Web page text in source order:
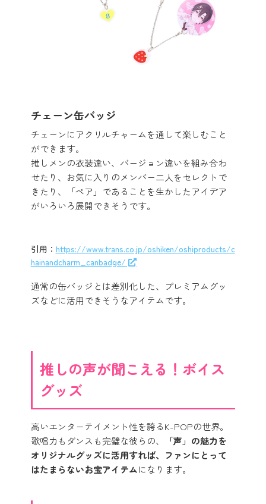
チェーン缶バッジ
チェーンにアクリルチャームを通して楽しむこと
ができます。
推しメンの衣装違い、バージョン違いを組み合わ
せたり、お気に入りのメンバー二人をセレクトで
きたり、「ペア」であることを生かしたアイデア
がいろいろ展開できそうです。
引用： https://www.trans.co.jp/oshiken/oshiproducts/c
hainandcharm_canbadge/
通常の缶バッジとは差別化した、プレミアムグッ
ズなどに活用できそうなアイテムです。
推しの声が聞こえる！ボイス
グッズ
高いエンターテイメント性を誇るK-POPの世界。
歌唱力もダンスも完璧な彼らの、
「声」の魅力を
オリジナルグッズに活用すれば、ファンにとって
はたまらないお宝アイテムになります。